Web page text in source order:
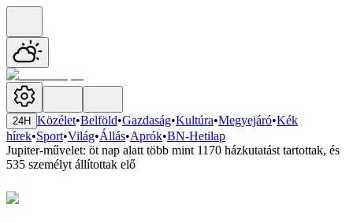
24H Közélet•Belföld•Gazdaság•Kultúra•Megyejáró•Kék
hírek•Sport•Világ•Állás•Aprók•BN-Hetilap
Jupiter-művelet: öt nap alatt több mint 1170 házkutatást tartottak, és
535 személyt állítottak elő